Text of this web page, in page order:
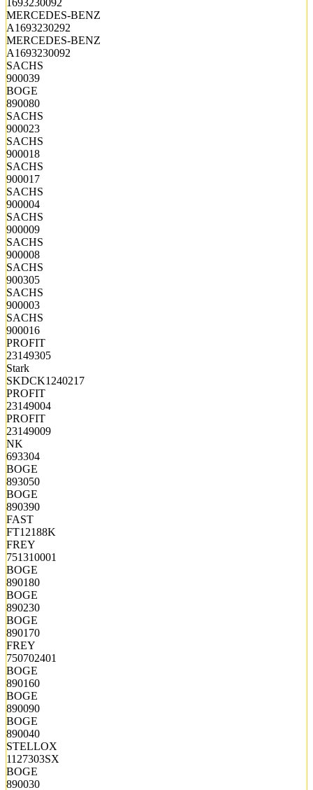
MERCEDES-BENZ
A1693230292
MERCEDES-BENZ
A1693230092
SACHS
900039
BOGE
890080
SACHS
900023
SACHS
900018
SACHS
900017
SACHS
900004
SACHS
900009
SACHS
900008
SACHS
900305
SACHS
900003
SACHS
900016
PROFIT
23149305
Stark
SKDCK1240217
PROFIT
23149004
PROFIT
23149009
NK
693304
BOGE
893050
BOGE
890390
FAST
FT12188K
FREY
751310001
BOGE
890180
BOGE
890230
BOGE
890170
FREY
750702401
BOGE
890160
BOGE
890090
BOGE
890040
STELLOX
1127303SX
BOGE
890030